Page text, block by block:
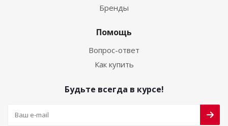
Бренды
Помощь
Вопрос-ответ
Как купить
Будьте всегда в курсе!